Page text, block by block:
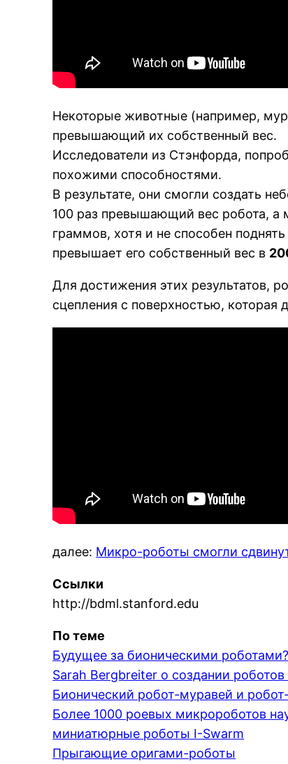
Некоторые животные (например,
превышающий их собственный вес.
Исследователи из Стэнфорда,
похожими способностями.
В результате, они смогли создать
100 раз превышающий вес робота, а
граммов, хотя и не способен
превышает его собственный вес в
Для достижения этих результатов,
сцепления с поверхностью, которая
далее: Микро-роботы смогли
Ссылки
http://bdml.stanford.edu
По теме
Будущее за бионическими роботами?
Sarah Bergbreiter о создании
Бионический робот-муравей и
Более 1000 роевых микророботов
миниатюрные роботы I-Swarm
Прыгающие оригами-роботы